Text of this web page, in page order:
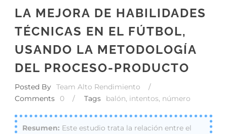
LA MEJORA DE HABILIDADES
TÉCNICAS EN EL FÚTBOL,
USANDO LA METODOLOGÍA
DEL PROCESO-PRODUCTO
Posted By Team Alto Rendimiento
/
Comments
0 / Tags balón, intentos, número
Este estudio trata la relación entre el